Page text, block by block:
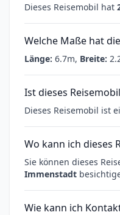
Dieses Reisemobil hat
Welche Maße hat
Länge: 6.7m, Breite:
Ist dieses
Dieses Reisemobil ist
Wo kann ich dieses
Sie können dieses
Immenstadt
Wie kann ich